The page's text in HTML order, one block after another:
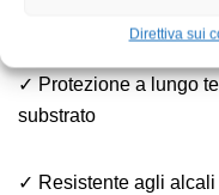
Direttiva sui
✓ Protezione a lungo
substrato
✓ Resistente agli alcali